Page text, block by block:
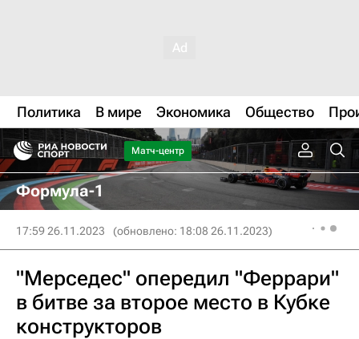
Политика В мире Экономика Общество
Матч-центр
Формула-1
17:59 26.11.2023 (обновлено: 18:08 26.11.2023)
"Мерседес" опередил "Феррари"
в битве за второе место в Кубке
конструкторов